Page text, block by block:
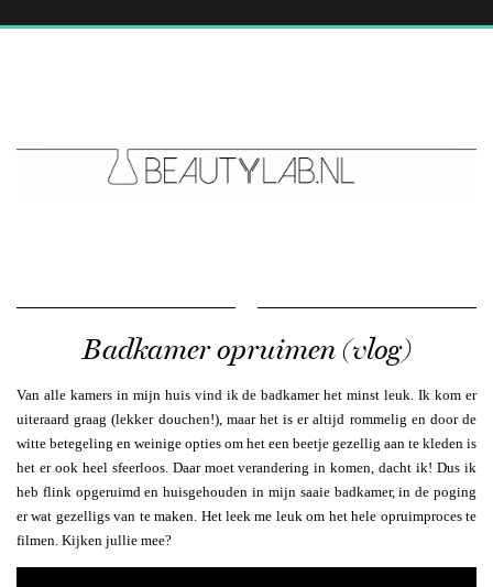
Badkamer opruimen (vlog)
Van alle kamers in mijn huis vind ik de badkamer het minst leuk. Ik kom er
uiteraard graag (lekker douchen!), maar het is er altijd rommelig en door de
witte betegeling en weinige opties om het een beetje gezellig aan te kleden is
het er ook heel sfeerloos. Daar moet verandering in komen, dacht ik! Dus ik
heb flink opgeruimd en huisgehouden in mijn saaie badkamer, in de poging
er wat gezelligs van te maken. Het leek me leuk om het hele opruimproces te
filmen. Kijken jullie mee?